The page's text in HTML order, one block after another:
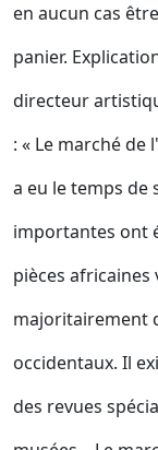
en aucun cas
panier.
directeur
: « Le marché
a eu le temps de
importantes ont
pièces
majoritairement
occidentaux. Il
des revues